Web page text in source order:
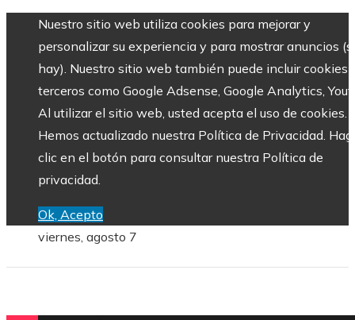
Nuestro sitio web utiliza cookies para mejorar y
personalizar su experiencia y para mostrar anuncios
hay). Nuestro sitio web también puede incluir cookies
terceros como Google Adsense, Google Analytics,
Al utilizar el sitio web, usted acepta el uso de cookies.
Hemos actualizado nuestra Política de Privacidad.
clic en el botón para consultar nuestra Política de
privacidad.
Ok, Acepto
viernes, agosto 7